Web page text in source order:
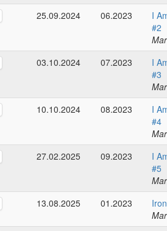
25.09.2024
06.2023
I
#2
03.10.2024
07.2023
I
#3
10.10.2024
08.2023
I
#4
27.02.2025
09.2023
I
#5
13.08.2025
01.2023